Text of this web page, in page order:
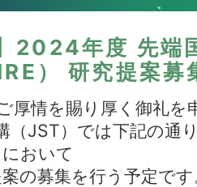
2024年度 先端
） 研究提案募
厚情を賜り厚く御礼を
（JST）では下記の通
おいて
の募集を行う予定で